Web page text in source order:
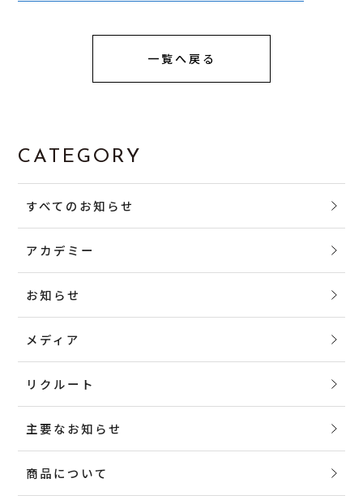
一覧へ戻る
CATEGORY
すべてのお知らせ
アカデミー
お知らせ
メディア
リクルート
主要なお知らせ
商品について